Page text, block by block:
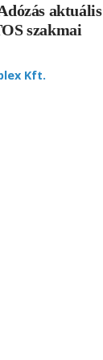
aktuális
szakmai
Kft.